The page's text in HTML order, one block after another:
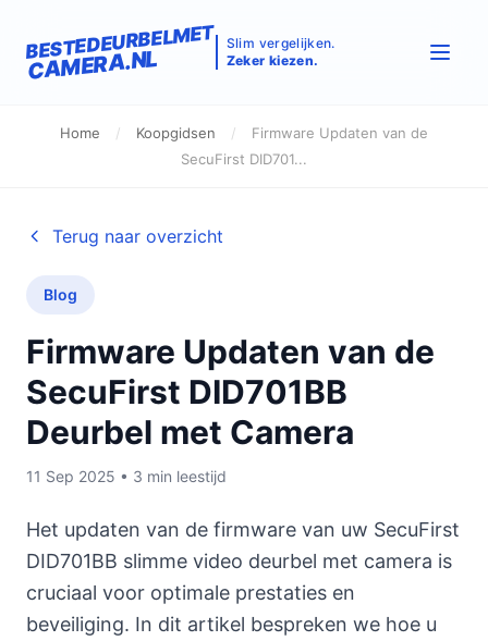
BESTEDEURBELMET
CAMERA.NL
Slim vergelijken.
Zeker kiezen.
Home / Koopgidsen /
Firmware Updaten van de
SecuFirst DID701...
Terug naar overzicht
Blog
Firmware Updaten van de
SecuFirst DID701BB
Deurbel met Camera
11 Sep 2025 • 3 min leestijd
Het updaten van de firmware van uw SecuFirst
DID701BB slimme video deurbel met camera is
cruciaal voor optimale prestaties en
beveiliging. In dit artikel bespreken we hoe u